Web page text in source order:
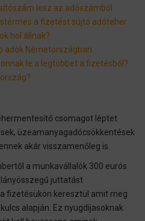
lesz az adószámból
a fizetést sújtó adóteher
hol állnak?
adók Németországban
le a legtöbbet a fizetésből?
csomagot léptet
üzeamanyagadócsökkentések
akár visszamenőleg is.
a munkavállalók 300 eurós
juttatást
fizetésükön keresztül amit meg
alapján. Ez nyugdíjasoknak